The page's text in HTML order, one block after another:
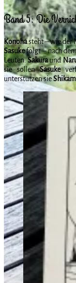
Band 5: Die
Konohasteht – wie der
Sasukefolgt – nach
Leuten.Sakuraund
sie sollenSasuke
unterstützen sie